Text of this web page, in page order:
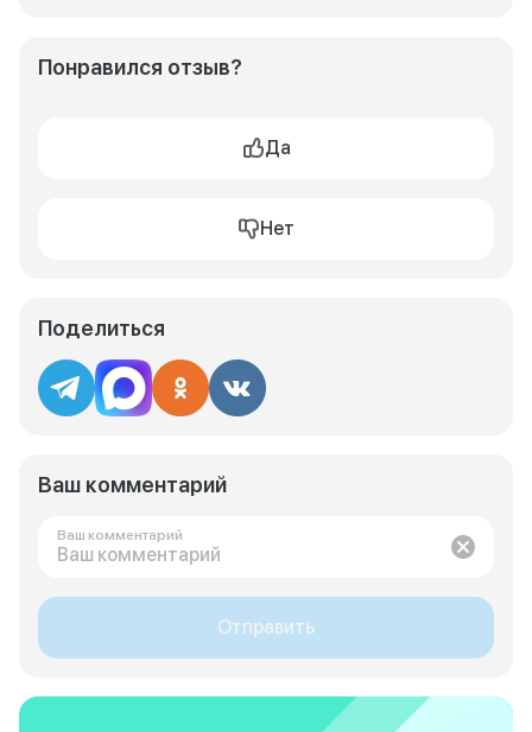
Понравился отзыв?
Да
Нет
Поделиться
Ваш комментарий
Ваш комментарий
Отправить